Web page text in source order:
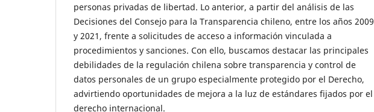
personas privadas de libertad. Lo anterior, a partir del análisis de las
Decisiones del Consejo para la Transparencia chileno, entre los años 2009
y 2021, frente a solicitudes de acceso a información vinculada a
procedimientos y sanciones. Con ello, buscamos destacar las principales
debilidades de la regulación chilena sobre transparencia y control de
datos personales de un grupo especialmente protegido por el Derecho,
advirtiendo oportunidades de mejora a la luz de estándares fijados por el
derecho internacional.